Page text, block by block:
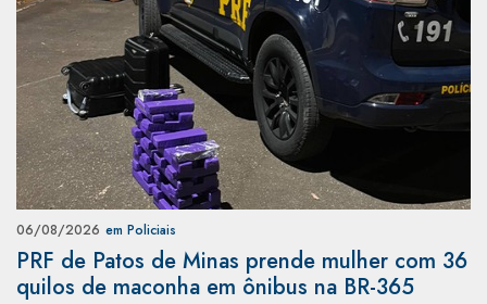
06/08/2026 em Policiais
PRF de Patos de Minas prende mulher com 36
quilos de maconha em ônibus na BR-365